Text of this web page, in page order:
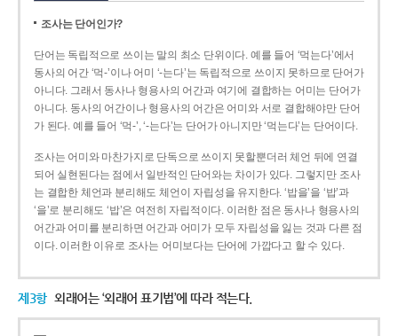
조사는 단어인가?
단어는 독립적으로 쓰이는 말의 최소 단위이다. 예를 들어 ‘먹는다’에서
동사의 어간 ‘먹-­’이나 어미 ‘­-는다’는 독립적으로 쓰이지 못하므로 단어가
아니다. 그래서 동사나 형용사의 어간과 여기에 결합하는 어미는 단어가
아니다. 동사의 어간이나 형용사의 어간은 어미와 서로 결합해야만 단어
가 된다. 예를 들어 ‘먹-’, ‘-는다’는 단어가 아니지만 ‘먹는다’는 단어이다.
조사는 어미와 마찬가지로 단독으로 쓰이지 못할뿐더러 체언 뒤에 연결
되어 실현된다는 점에서 일반적인 단어와는 차이가 있다. 그렇지만 조사
는 결합한 체언과 분리해도 체언이 자립성을 유지한다. ‘밥을’을 ‘밥’과
‘을’로 분리해도 ‘밥’은 여전히 자립적이다. 이러한 점은 동사나 형용사의
어간과 어미를 분리하면 어간과 어미가 모두 자립성을 잃는 것과 다른 점
이다. 이러한 이유로 조사는 어미보다는 단어에 가깝다고 할 수 있다.
제3항 외래어는 ‘외래어 표기법’에 따라 적는다.